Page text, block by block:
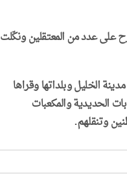
على عدد من المعتقلين ونكّلت
الخليل وبلداتها وقراها
الحديدية والمكعبات
وتنقلهم.